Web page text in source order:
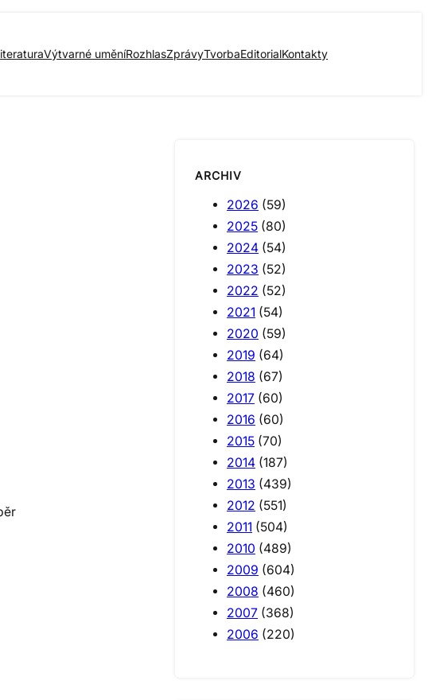
Výtvarné uměníRozhlasZprávyTvorbaEditorialKontakty
ARCHIV
2026 (59)
2025 (80)
2024 (54)
2023 (52)
2022 (52)
2021 (54)
2020 (59)
2019 (64)
2018 (67)
2017 (60)
2016 (60)
2015 (70)
2014 (187)
2013 (439)
2012 (551)
2011 (504)
2010 (489)
2009 (604)
2008 (460)
2007 (368)
2006 (220)